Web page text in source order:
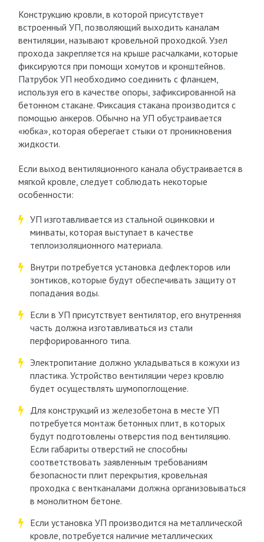
Конструкцию кровли, в которой присутствует
встроенный УП, позволяющий выходить каналам
вентиляции, называют кровельной проходкой. Узел
прохода закрепляется на крыше расчалками, которые
фиксируются при помощи хомутов и кронштейнов.
Патрубок УП необходимо соединить с фланцем,
используя его в качестве опоры, зафиксированной на
бетонном стакане. Фиксация стакана производится с
помощью анкеров. Обычно на УП обустраивается
«юбка», которая оберегает стыки от проникновения
жидкости.
Если выход вентиляционного канала обустраивается в
мягкой кровле, следует соблюдать некоторые
особенности:
УП изготавливается из стальной оцинковки и
минваты, которая выступает в качестве
теплоизоляционного материала.
Внутри потребуется установка дефлекторов или
зонтиков, которые будут обеспечивать защиту от
попадания воды.
Если в УП присутствует вентилятор, его внутренняя
часть должна изготавливаться из стали
перфорированного типа.
Электропитание должно укладываться в кожухи из
пластика. Устройство вентиляции через кровлю
будет осуществлять шумопоглощение.
Для конструкций из железобетона в месте УП
потребуется монтаж бетонных плит, в которых
будут подготовлены отверстия под вентиляцию.
Если габариты отверстий не способны
соответствовать заявленным требованиям
безопасности плит перекрытия, кровельная
проходка с вентканалами должна организовываться
в монолитном бетоне.
Если установка УП производится на металлической
кровле, потребуется наличие металлических